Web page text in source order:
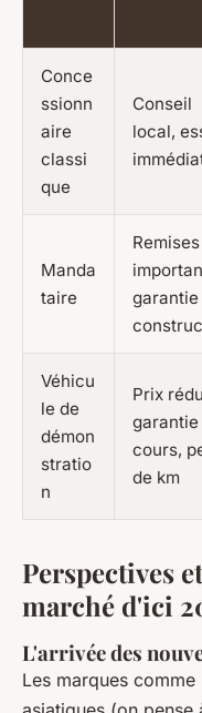
Conce
ssionn
aire
classi
que
Conseil
local,
Manda
taire
Remises
garantie
Véhicu
le de
démon
stratio
n
Prix
garantie
cours,
de km
Perspectives
marché d'ici
L'arrivée des
Les marques